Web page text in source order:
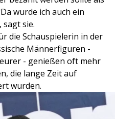
wurde ich auch ein
sagt sie.
die Schauspielerin in der
Männerfiguren -
- genießen oft mehr
die lange Zeit auf
wurden.